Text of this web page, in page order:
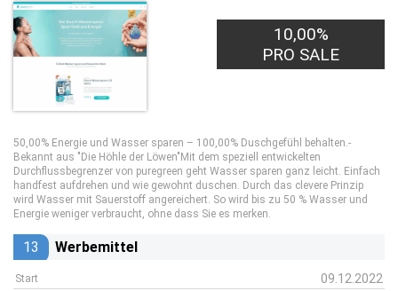
10,00%
PRO SALE
50,00% Energie und Wasser sparen – 100,00% Duschgefühl behalten.-
Bekannt aus "Die Höhle der Löwen"Mit dem speziell entwickelten
Durchflussbegrenzer von puregreen geht Wasser sparen ganz leicht. Einfach
handfest aufdrehen und wie gewohnt duschen. Durch das clevere Prinzip
wird Wasser mit Sauerstoff angereichert. So wird bis zu 50 % Wasser und
Energie weniger verbraucht, ohne dass Sie es merken.
13 Werbemittel
Start 09.12.2022